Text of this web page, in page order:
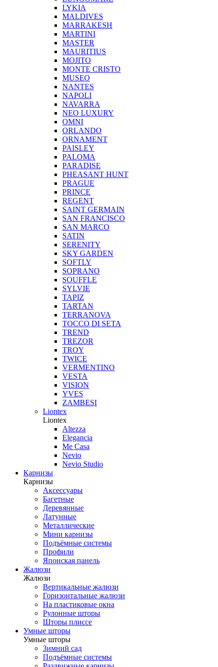
LYKIA
MALDIVES
MARRAKESH
MARTINI
MASTER
MAURITIUS
MOJITO
MONTE CRISTO
MUSEO
NANTES
NAPOLI
NAVARRA
NEO LUXURY
OMNI
ORLANDO
ORNAMENT
PAISLEY
PALOMA
PARADISE
PHEASANT HUNT
PRAGUE
PRINCE
REGENT
SAINT GERMAIN
SAN FRANCISCO
SAN MARCO
SATIN
SERENITY
SKY GARDEN
SOFTLY
SOPRANO
SOUFFLE
SYLVIE
TAPIZ
TARTAN
TERRANOVA
TOCCO DI SETA
TREND
TREZOR
TROY
TWICE
VERMENTINO
VESTA
VISION
YVES
ZAMBESI
Liontex
Liontex
Altezza
Elegancia
Me Casa
Nevio
Nevio Studio
Карнизы
Карнизы
Аксессуары
Багетные
Деревянные
Латунные
Металлические
Мини карнизы
Подъёмные системы
Профили
Японская панель
Жалюзи
Жалюзи
Вертикальные жалюзи
Горизонтальные жалюзи
На пластиковые окна
Рулонные шторы
Шторы плиссе
Умные шторы
Умные шторы
Зимний сад
Подъёмные системы